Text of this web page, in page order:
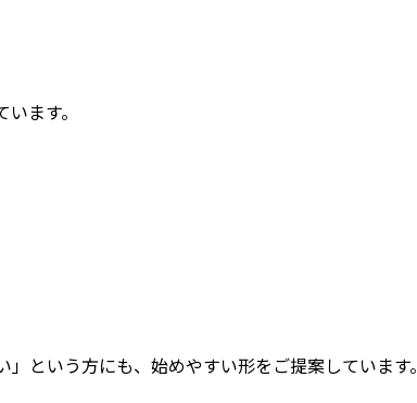
ます。
という方にも、始めやすい形をご提案しています。